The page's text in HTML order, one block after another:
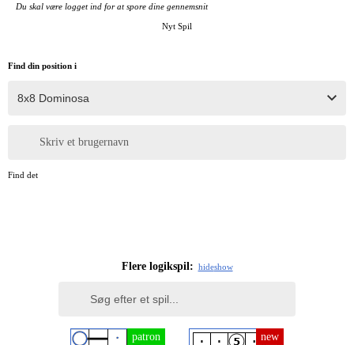
Du skal være logget ind for at spore dine gennemsnit
Nyt Spil
Find din position i
Skriv et brugernavn
Find det
Flere logikspil: hideshow